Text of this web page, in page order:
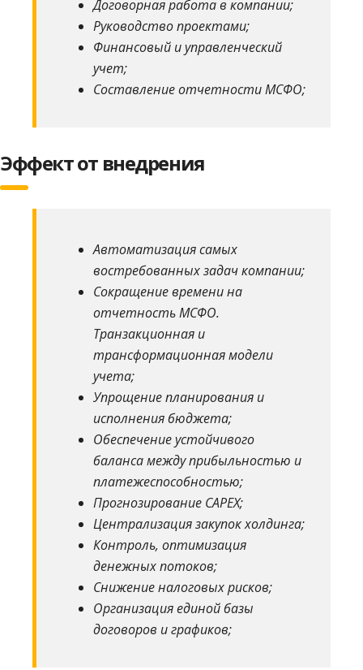
Договорная работа в компании;
Руководство проектами;
Финансовый и управленческий
учет;
Составление отчетности МСФО;
Эффект от внедрения
Автоматизация самых
востребованных задач компании;
Сокращение времени на
отчетность МСФО.
Транзакционная и
трансформационная модели
учета;
Упрощение планирования и
исполнения бюджета;
Обеспечение устойчивого
баланса между прибыльностью и
платежеспособностью;
Прогнозирование CAPEX;
Централизация закупок холдинга;
Контроль, оптимизация
денежных потоков;
Снижение налоговых рисков;
Организация единой базы
договоров и графиков;